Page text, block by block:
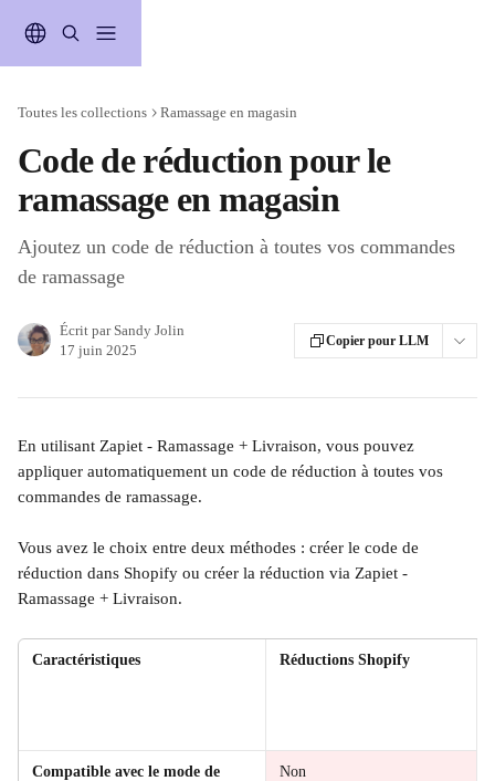
Toutes les collections Ramassage en magasin
Code de réduction pour le
ramassage en magasin
Ajoutez un code de réduction à toutes vos commandes
de ramassage
Écrit par Sandy Jolin
17 juin 2025
Copier pour LLM
En utilisant Zapiet - Ramassage + Livraison, vous pouvez
appliquer automatiquement un code de réduction à toutes vos
commandes de ramassage.
Vous avez le choix entre deux méthodes : créer le code de
réduction dans Shopify ou créer la réduction via Zapiet -
Ramassage + Livraison.
Caractéristiques Réductions Shopify
Compatible avec le mode de
Non